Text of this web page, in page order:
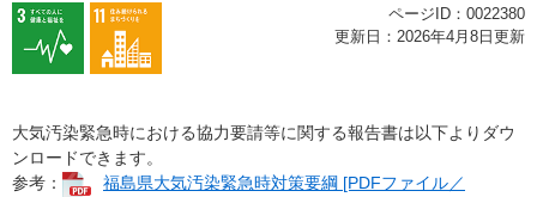
ページID：0022380
更新日：2026年4月8日更新
大気汚染緊急時における協力要請等に関する報告書は以下よりダウ
ンロードできます。
参考：
福島県大気汚染緊急時対策要綱 [PDFファイル／